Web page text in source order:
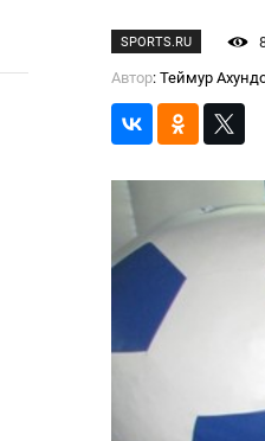
SPORTS.RU
Автор: Теймур